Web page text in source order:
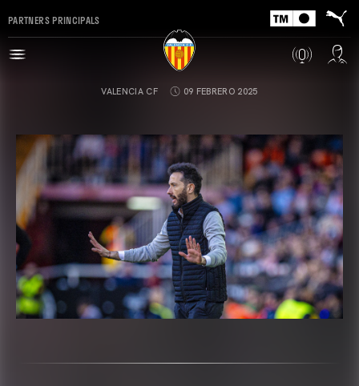
PARTNERS PRINCIPALS
VALENCIA CF 09 FEBRERO 2025